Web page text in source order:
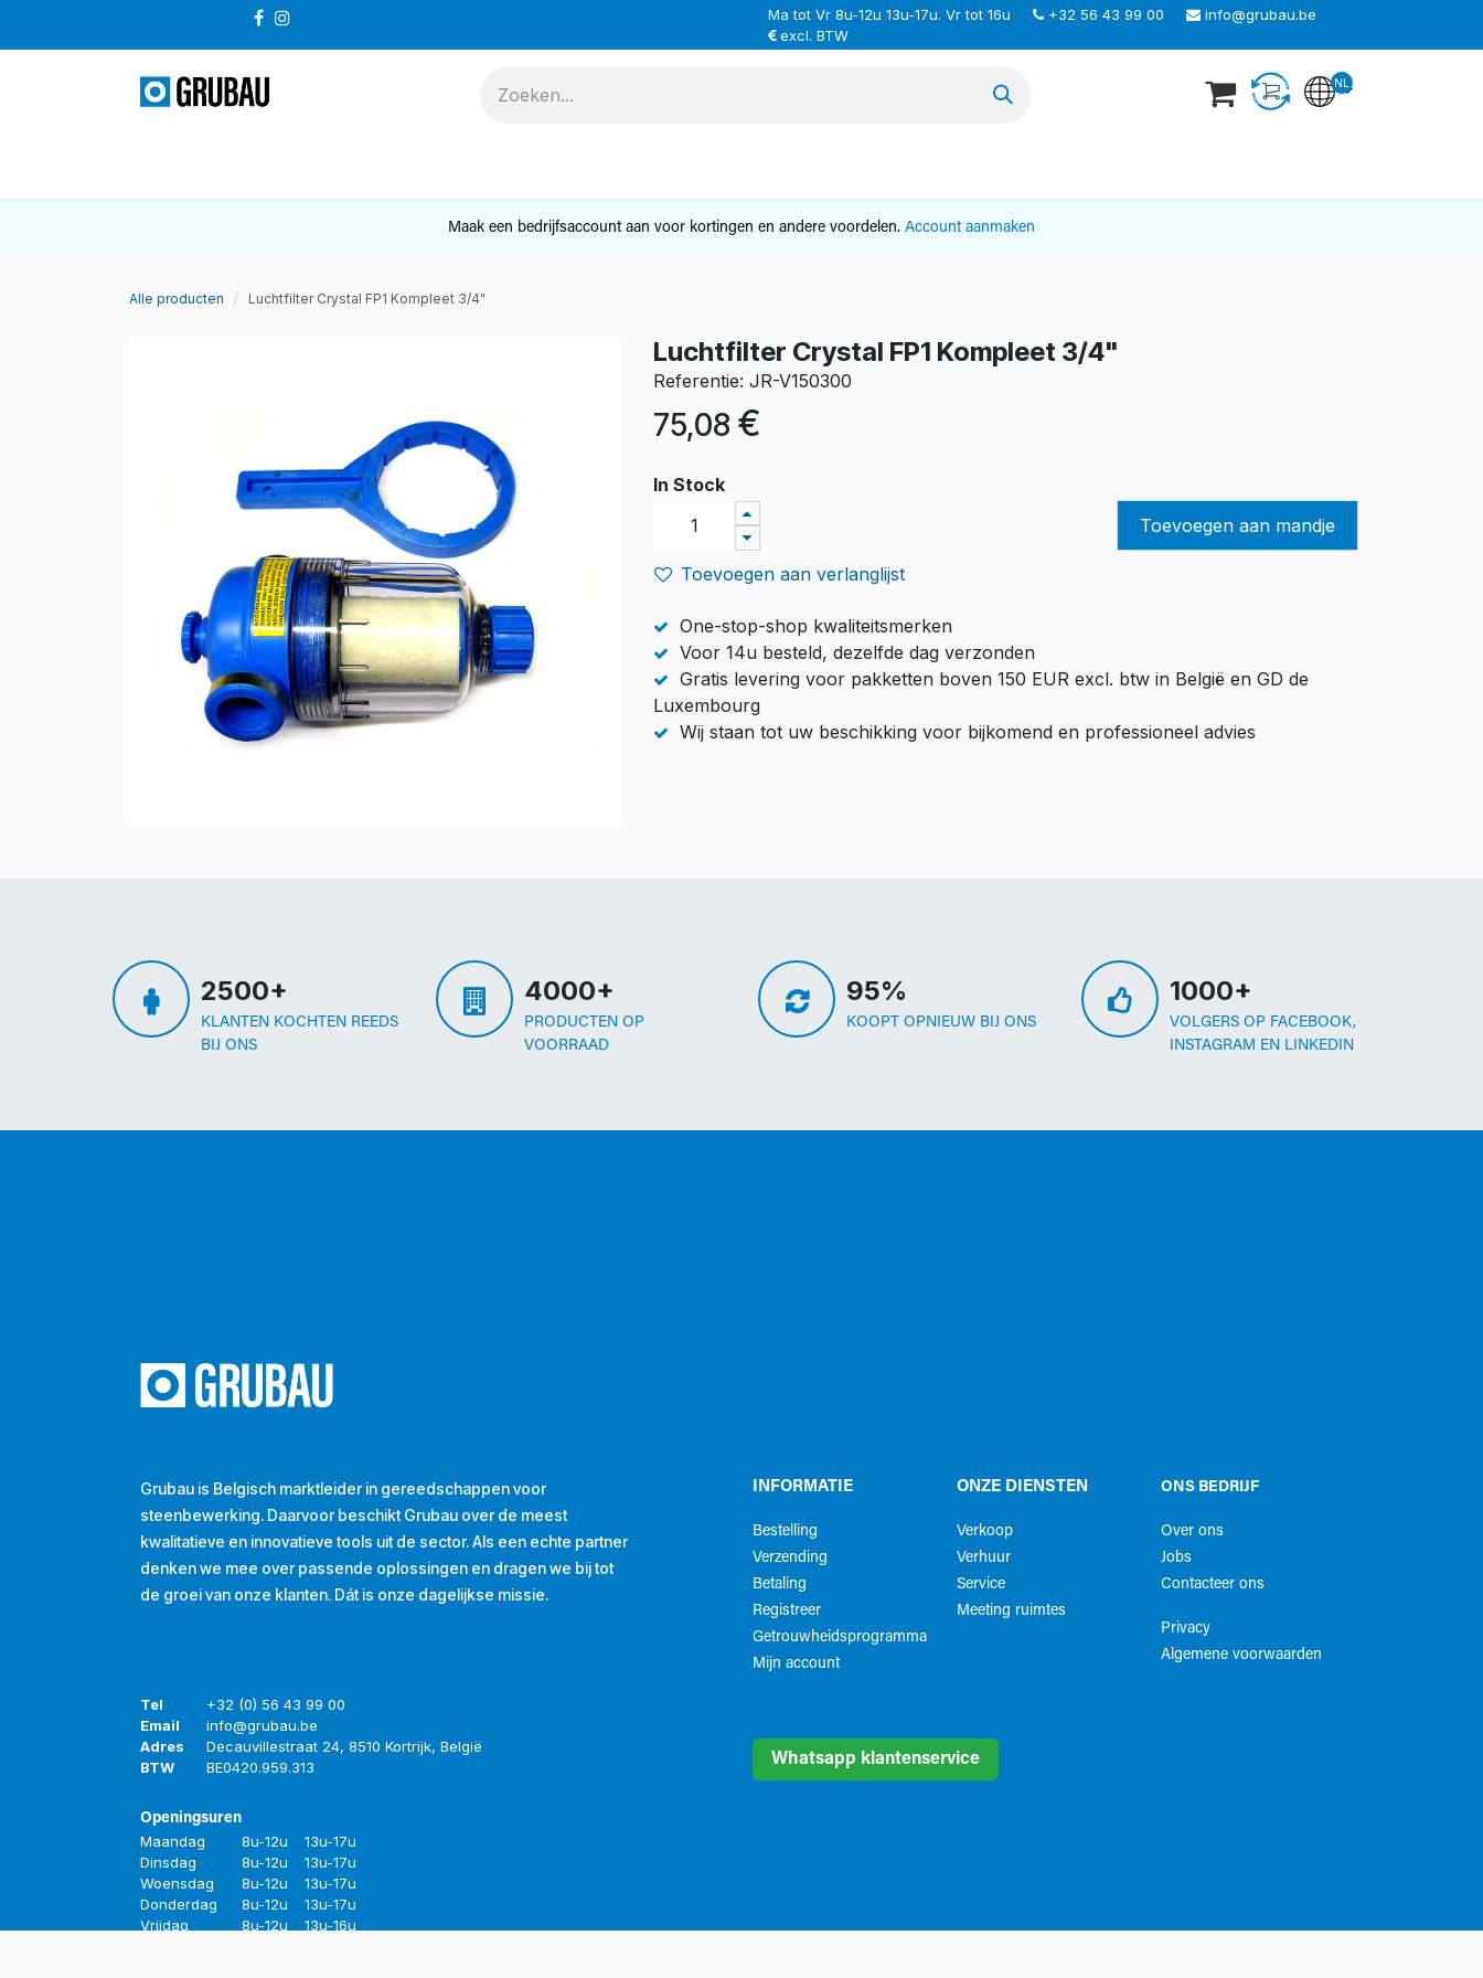
Ma tot Vr 8u-12u 13u-17u. Vr tot 16u +32 56 43 99 00
info@grubau.be
excl. BTW
NL
Maak een bedrijfsaccount aan voor kortingen en andere voordelen. Account aanmaken
Alle producten Luchtfilter Crystal FP1 Kompleet 3/4"
Luchtfilter Crystal FP1 Kompleet 3/4"
Referentie: JR-V150300
75,08 €
In Stock
Toevoegen aan mandje
Toevoegen aan verlanglijst
One-stop-shop kwaliteitsmerken
Voor 14u besteld, dezelfde dag verzonden
Gratis levering voor pakketten boven 150 EUR excl. btw in België en GD de
Luxembourg
Wij staan tot uw beschikking voor bijkomend en professioneel advies
2500+
KLANTEN KOCHTEN REEDS
BIJ ONS
4000+
PRODUCTEN OP
VOORRAAD
95%
KOOPT OPNIEUW BIJ ONS
1000+
VOLGERS OP FACEBOOK,
INSTAGRAM EN LINKEDIN
INFORMATIE
Bestelling
Verzending
Betaling
Registreer
Getrouwheidsprogramma
Mijn account
ONZE DIENSTEN
Verkoop
Verhuur
Service
Meeting ruimtes
ONS BEDRIJF
Over ons
Jobs
Contacteer ons
Privacy
Algemene voorwaarden​
Whatsapp klantenservice
Grubau is Belgisch marktleider in gereedschappen voor
steenbewerking. Daarvoor beschikt Grubau over de meest
kwalitatieve en innovatieve tools uit de sector. Als een echte partner
denken we mee over passende oplossingen en dragen we bij tot
de groei van onze klanten. Dát is onze dagelijkse missie.
Tel
+32 (0) 56 43 99 00
Email
info@grubau.be
Adres
Decauvillestraat 24, 8510 Kortrijk, België
BTW
BE0420.959.313
Openingsuren
Maandag 8u-12u
13u-17u
Dinsdag
8u-12u
13u-17u
Woensdag
8u-12u
13u-17u
Donderdag
8u-12u
13u-17u
Vrijdag
8u-12u 13u-16u